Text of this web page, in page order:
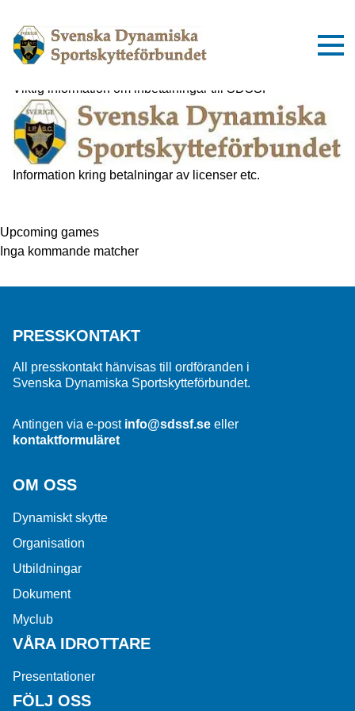
Viktig information om inbetalningar till SDSSF
Information kring betalningar av licenser etc.
Upcoming games
Inga kommande matcher
PRESSKONTAKT
All presskontakt hänvisas till ordföranden i
Svenska Dynamiska Sportskytteförbundet.
Antingen via e-post info@sdssf.se eller
kontaktformuläret
OM OSS
Dynamiskt skytte
Organisation
Utbildningar
Dokument
Myclub
VÅRA IDROTTARE
Presentationer
FÖLJ OSS